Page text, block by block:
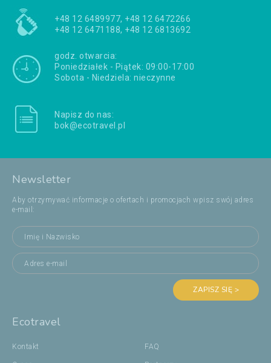
+48 12 6489977, +48 12 6472266
+48 12 6471188, +48 12 6813692
godz. otwarcia:
Poniedziałek - Piątek: 09:00-17:00
Sobota - Niedziela: nieczynne
Napisz do nas:
bok@ecotravel.pl
Newsletter
Aby otrzymywać informacje o ofertach i promocjach wpisz swój adres
e-mail:
ZAPISZ SIĘ >
Ecotravel
Kontakt FAQ